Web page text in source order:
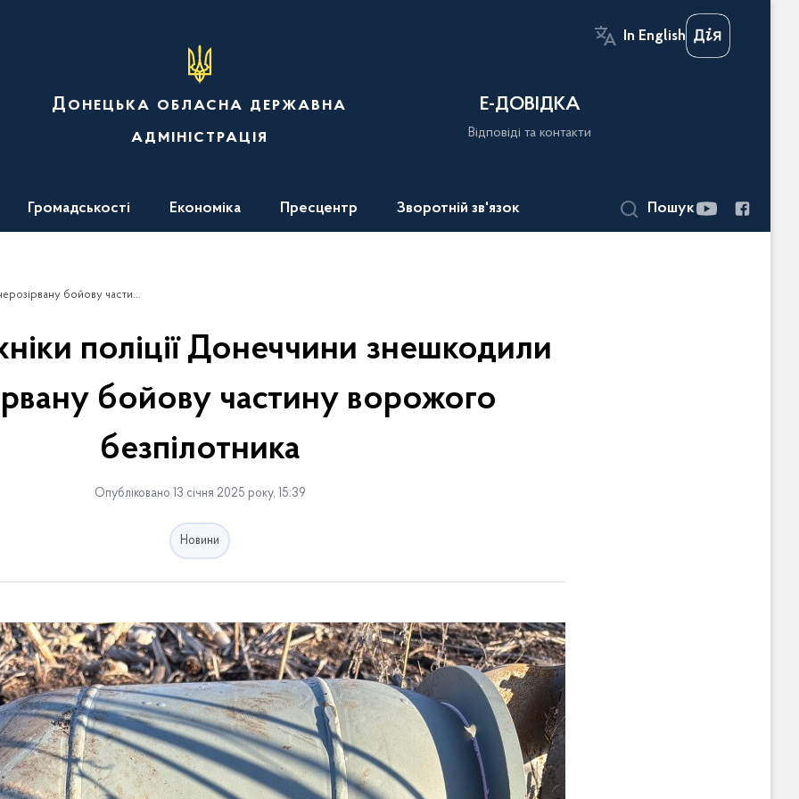
In English
Донецька обласна державна
адміністрація
Е-ДОВІДКА
Відповіді та контакти
Громадськості Економіка Пресцентр Зворотній зв'язок Пошук
частину ворожого безпілотника
поліції Донеччини знешкодили
бойову частину ворожого
безпілотника
Опубліковано 13 січня 2025 року, 15:39
Новини